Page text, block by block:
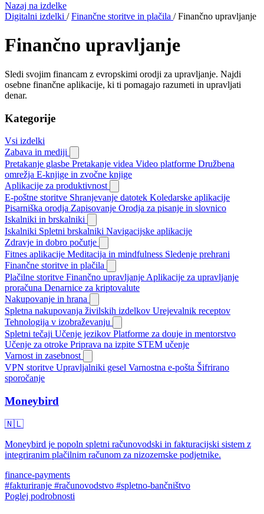
Nazaj na izdelke
Digitalni izdelki / Finančne storitve in plačila / Finančno upravljanje
Finančno upravljanje
Sledi svojim financam z evropskimi orodji za upravljanje. Najdi
osebne finančne aplikacije, ki ti pomagajo razumeti in upravljati
denar.
Kategorije
Vsi izdelki
Zabava in mediji
Pretakanje glasbe Pretakanje videa Video platforme Družbena
omrežja E-knjige in zvočne knjige
Aplikacije za produktivnost
E-poštne storitve Shranjevanje datotek Koledarske aplikacije
Pisarniška orodja Zapisovanje Orodja za pisanje in slovnico
Iskalniki in brskalniki
Iskalniki Spletni brskalniki Navigacijske aplikacije
Zdravje in dobro počutje
Fitnes aplikacije Meditacija in mindfulness Sledenje prehrani
Finančne storitve in plačila
Plačilne storitve Finančno upravljanje Aplikacije za upravljanje
proračuna Denarnice za kriptovalute
Nakupovanje in hrana
Spletna nakupovanja živilskih izdelkov Urejevalnik receptov
Tehnologija v izobraževanju
Spletni tečaji Učenje jezikov Platforme za douje in mentorstvo
Učenje za otroke Priprava na izpite STEM učenje
Varnost in zasebnost
VPN storitve Upravljalniki gesel Varnostna e-pošta Šifrirano
sporočanje
Moneybird
🇳🇱
Moneybird je popoln spletni računovodski in fakturacijski sistem z
integriranim plačilnim računom za nizozemske podjetnike.
finance-payments
#fakturiranje #računovodstvo #spletno-bančništvo
Poglej podrobnosti